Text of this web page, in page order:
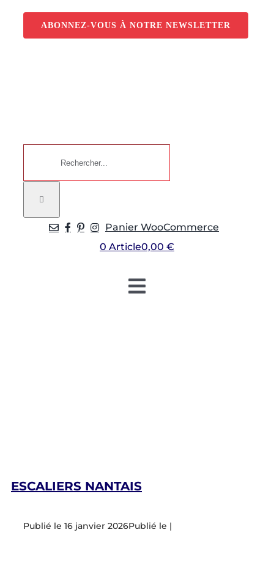
contenu
ABONNEZ-VOUS À NOTRE NEWSLETTER
Panier WooCommerce
0 Article0,00 €
Toggle
Devenir annonceur
Teamiz
ESCALIERS NANTAIS
16 janvier 2026 |